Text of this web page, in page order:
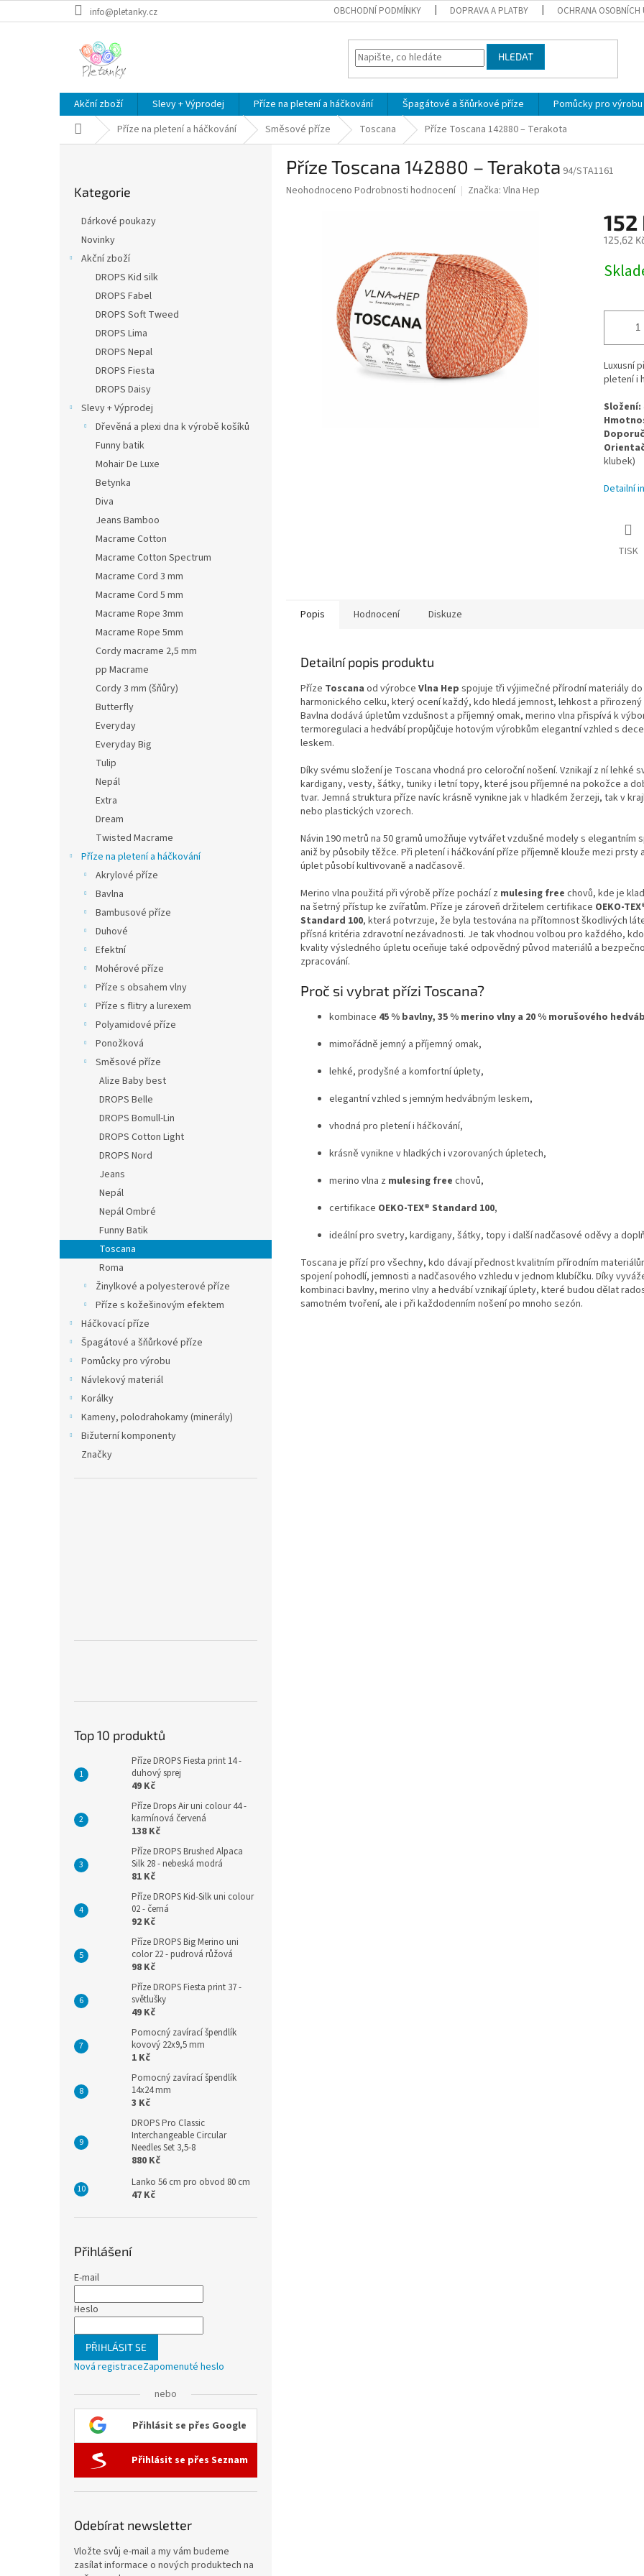
na
info@pletanky.cz OBCHODNÍ PODMÍNKY DOPRAVA A PLATBY OCHRANA OSOBNÍCH
HLEDAT
Akční zboží Slevy + Výprodej Příze na pletení a háčkování Špagátové a šňůrkové příze Pomůcky pro výrobu
Domů Příze na pletení a háčkování Směsové příze Toscana Příze Toscana 142880 – Terakota
kategorie
Kategorie
Dárkové poukazy
Novinky
Akční zboží
DROPS Kid silk
DROPS Fabel
DROPS Soft Tweed
DROPS Lima
DROPS Nepal
DROPS Fiesta
DROPS Daisy
Slevy + Výprodej
Dřevěná a plexi dna k výrobě košíků
Funny batik
Mohair De Luxe
Betynka
Diva
Jeans Bamboo
Macrame Cotton
Macrame Cotton Spectrum
Macrame Cord 3 mm
Macrame Cord 5 mm
Macrame Rope 3mm
Macrame Rope 5mm
Cordy macrame 2,5 mm
pp Macrame
Cordy 3 mm (šňůry)
Butterfly
Everyday
Everyday Big
Tulip
Nepál
Extra
Dream
Twisted Macrame
Příze na pletení a háčkování
Akrylové příze
Bavlna
Bambusové příze
Duhové
Efektní
Mohérové příze
Příze s obsahem vlny
Příze s flitry a lurexem
Polyamidové příze
Ponožková
Směsové příze
Alize Baby best
DROPS Belle
DROPS Bomull-Lin
DROPS Cotton Light
DROPS Nord
Jeans
Nepál
Nepál Ombré
Funny Batik
Toscana
Roma
Žinylkové a polyesterové příze
Příze s kožešinovým efektem
Háčkovací příze
Špagátové a šňůrkové příze
Pomůcky pro výrobu
Návlekový materiál
Korálky
Kameny, polodrahokamy (minerály)
Bižuterní komponenty
Značky
Top 10 produktů
Příze DROPS Fiesta print 14 -
duhový sprej
49 Kč
Příze Drops Air uni colour 44 -
karmínová červená
138 Kč
Příze DROPS Brushed Alpaca
Silk 28 - nebeská modrá
81 Kč
Příze DROPS Kid-Silk uni colour
02 - černá
92 Kč
Příze DROPS Big Merino uni
color 22 - pudrová růžová
98 Kč
Příze DROPS Fiesta print 37 -
světlušky
49 Kč
Pomocný zavírací špendlík
kovový 22x9,5 mm
1 Kč
Pomocný zavírací špendlík
14x24 mm
3 Kč
DROPS Pro Classic
Interchangeable Circular
Needles Set 3,5-8
880 Kč
Lanko 56 cm pro obvod 80 cm
47 Kč
Přihlášení
E-mail
Heslo
PŘIHLÁSIT SE
Nová registraceZapomenuté heslo
nebo
Přihlásit se přes Google
Přihlásit se přes Seznam
Odebírat newsletter
Vložte svůj e-mail a my vám budeme
zasílat informace o nových produktech na
Příze Toscana 142880 – Terakota 94/STA1161
Průměrné
Neohodnoceno Podrobnosti hodnocení Značka: Vlna Hep
152
125,62
cena:
Luxusní
pletení i
Složení:
klubek)
Detailní
TISK
Popis Hodnocení Diskuze
Detailní popis produktu
Příze Toscana od výrobce Vlna Hep spojuje tři výjimečné přírodní materiály do
harmonického celku, který ocení každý, kdo hledá jemnost, lehkost a
Bavlna dodává úpletům vzdušnost a příjemný omak, merino vlna přispívá k
termoregulaci a hedvábí propůjčuje hotovým výrobkům elegantní vzhled s
leskem.
Díky svému složení je Toscana vhodná pro celoroční nošení. Vznikají z ní lehké
kardigany, vesty, šátky, tuniky i letní topy, které jsou příjemné na pokožce a
tvar. Jemná struktura příze navíc krásně vynikne jak v hladkém žerzeji, tak v
nebo plastických vzorech.
Návin 190 metrů na 50 gramů umožňuje vytvářet vzdušné modely s elegantním
aniž by působily těžce. Při pletení i háčkování příze příjemně klouže mezi prsty
úplet působí kultivovaně a nadčasově.
Merino vlna použitá při výrobě příze pochází z mulesing free chovů, kde je
na šetrný přístup ke zvířatům. Příze je zároveň držitelem certifikace OEKO-
Standard 100, která potvrzuje, že byla testována na přítomnost škodlivých
přísná kritéria zdravotní nezávadnosti. Je tak vhodnou volbou pro každého,
kvality výsledného úpletu oceňuje také odpovědný původ materiálů a
zpracování.
Proč si vybrat přízi Toscana?
kombinace 45 % bavlny, 35 % merino vlny a 20 % morušového
mimořádně jemný a příjemný omak,
lehké, prodyšné a komfortní úplety,
elegantní vzhled s jemným hedvábným leskem,
vhodná pro pletení i háčkování,
krásně vynikne v hladkých i vzorovaných úpletech,
merino vlna z mulesing free chovů,
certifikace OEKO-TEX® Standard 100,
ideální pro svetry, kardigany, šátky, topy i další nadčasové oděvy a
Toscana je přízí pro všechny, kdo dávají přednost kvalitním přírodním
spojení pohodlí, jemnosti a nadčasového vzhledu v jednom klubíčku. Díky
kombinaci bavlny, merino vlny a hedvábí vznikají úplety, které budou dělat
samotném tvoření, ale i při každodenním nošení po mnoho sezón.